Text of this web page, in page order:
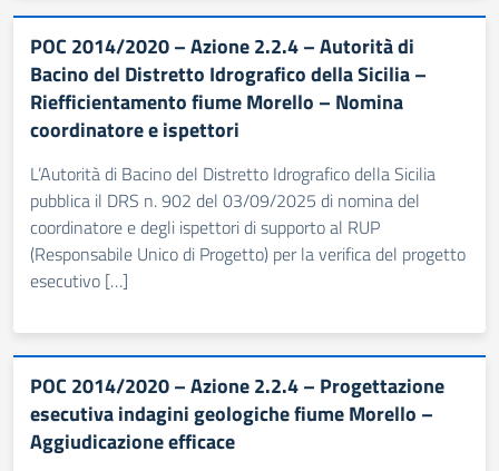
POC 2014/2020 – Azione 2.2.4 – Autorità di
Bacino del Distretto Idrografico della Sicilia –
Riefficientamento fiume Morello – Nomina
coordinatore e ispettori
L’Autorità di Bacino del Distretto Idrografico della Sicilia
pubblica il DRS n. 902 del 03/09/2025 di nomina del
coordinatore e degli ispettori di supporto al RUP
(Responsabile Unico di Progetto) per la verifica del progetto
esecutivo […]
POC 2014/2020 – Azione 2.2.4 – Progettazione
esecutiva indagini geologiche fiume Morello –
Aggiudicazione efficace